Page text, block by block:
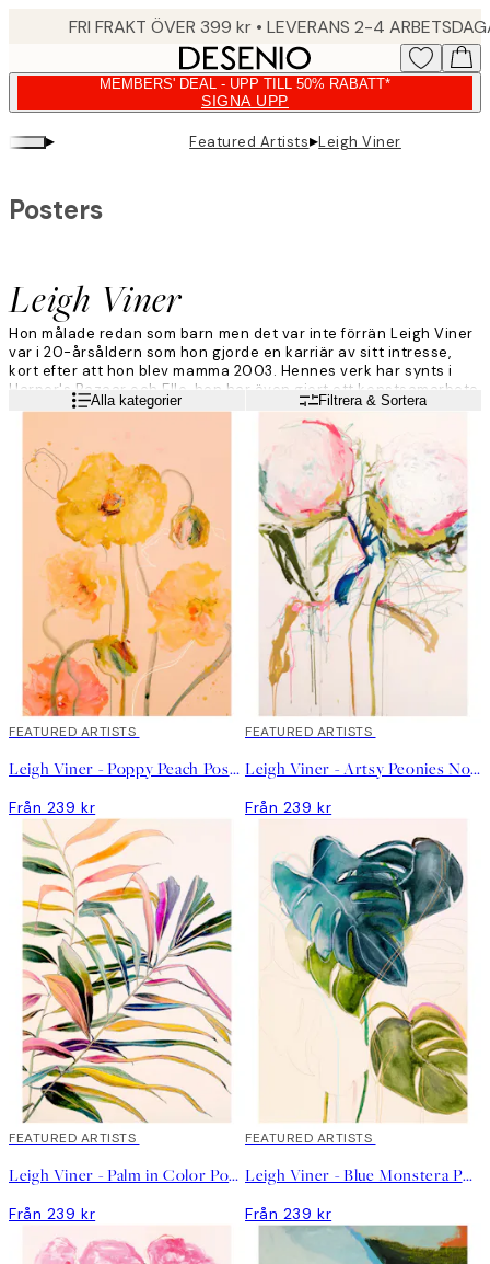
FRI FRAKT ÖVER 399 kr • LEVERANS 2-4
MEMBERS' DEAL - UPP TILL 50% RABATT*
SIGNA UPP
▸ Featured Artists▸Leigh Viner
Leigh Viner
Posters
Hon målade redan som barn men det var inte förrän Leigh Viner
var i 20-årsåldern som hon gjorde en karriär av sitt intresse,
kort efter att hon blev mamma 2003. Hennes verk har synts i
Harper's Bazaar och Elle, hon har även gjort ett konstsamarbete
med Lady Gaga, där intäkterna gick till Born This Way
”Jag vill att man ska känna igen sig i mina konstverk. Det finns
alltid något lite bitterljuvt som hjälper betraktaren att känna det
jag försöker förmedla,” säger hon.
Leigh använder många olika material i sitt skapande, såsom
akvareller, pasteller och oljefärger. Hennes abstrakta konstverk
är inspirerade av natur, mode och skönhet.
"Jag inspireras av så många olika saker varje dag, från boken
jag läser till andra samtida artister och mina favoriter, Picasso,
Joan Mitchell och Cecily Brown. Och musik inspirerar mig alltid,
jag sätter stämningen med eklektiska spellistor”.
Alla kategorier Filtrera & Sortera
FEATURED ARTISTS
Leigh Viner - Poppy Peach Poster
Från 239 kr
FEATURED ARTISTS
Leigh Viner - Artsy Peonies No1 Poster
Från 239 kr
FEATURED ARTISTS
Leigh Viner - Palm in Color Poster
Från 239 kr
FEATURED ARTISTS
Leigh Viner - Blue Monstera Poster
Från 239 kr